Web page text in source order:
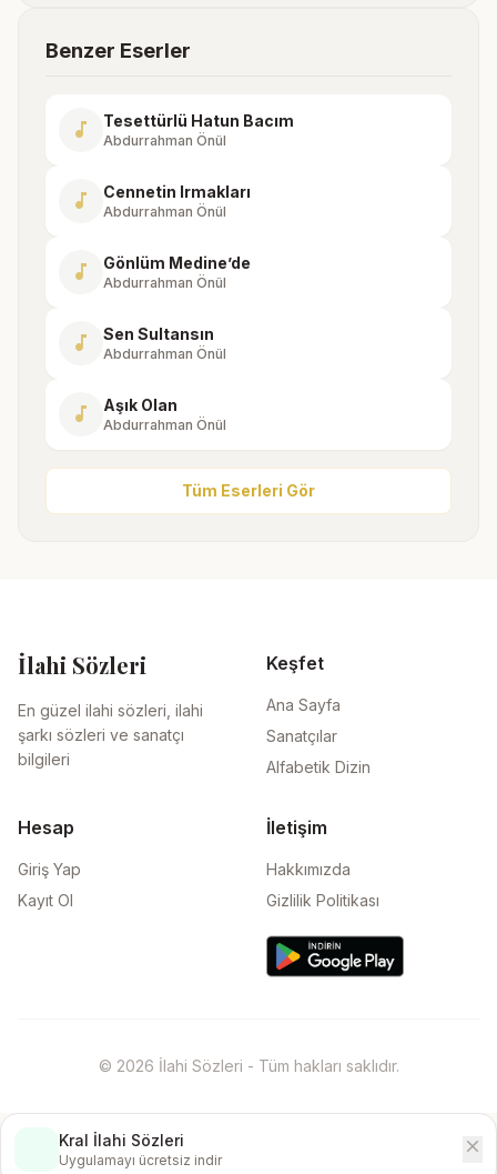
Benzer Eserler
music_note Tesettürlü Hatun Bacım
Abdurrahman Önül
music_note Cennetin Irmakları
Abdurrahman Önül
music_note Gönlüm Medine’de
Abdurrahman Önül
music_note Sen Sultansın
Abdurrahman Önül
music_note Aşık Olan
Abdurrahman Önül
Tüm Eserleri Gör
İlahi Sözleri
En güzel ilahi sözleri, ilahi
şarkı sözleri ve sanatçı
bilgileri
Keşfet
Ana Sayfa
Sanatçılar
Alfabetik Dizin
Hesap
Giriş Yap
Kayıt Ol
İletişim
Hakkımızda
Gizlilik Politikası
© 2026 İlahi Sözleri - Tüm hakları saklıdır.
Kral İlahi Sözleri
Uygulamayı ücretsiz indir
close